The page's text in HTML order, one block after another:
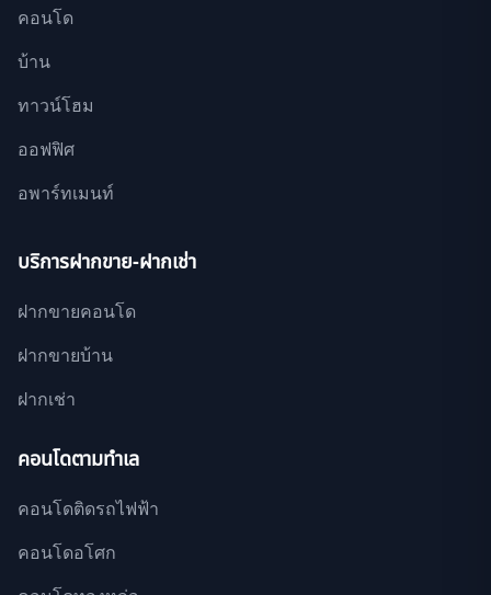
คอนโด
บ้าน
ทาวน์โฮม
ออฟฟิศ
อพาร์ทเมนท์
บริการฝากขาย-ฝากเช่า
ฝากขายคอนโด
ฝากขายบ้าน
ฝากเช่า
คอนโดตามทำเล
คอนโดติดรถไฟฟ้า
คอนโดอโศก